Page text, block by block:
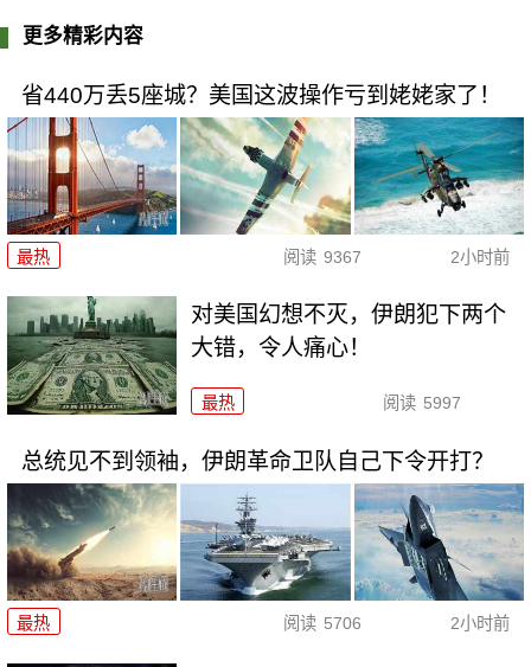
更多精彩内容
省440万丢5座城？美国这波操作亏到姥姥家了！
最热 阅读 9367 2小时前
对美国幻想不灭，伊朗犯下两个
大错，令人痛心！
最热 阅读 5997
总统见不到领袖，伊朗革命卫队自己下令开打？
最热 阅读 5706 2小时前